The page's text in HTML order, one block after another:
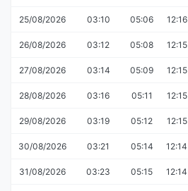
25/08/2026 03:10 05:06 12:16
26/08/2026 03:12 05:08 12:15
27/08/2026 03:14 05:09 12:15
28/08/2026 03:16 05:11 12:15
29/08/2026 03:19 05:12 12:15
30/08/2026 03:21 05:14 12:14
31/08/2026 03:23 05:15 12:14